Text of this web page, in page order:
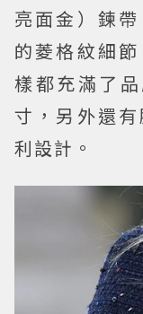
亮面金）鍊
的菱格紋細
樣都充滿了
寸，另外還
利設計。